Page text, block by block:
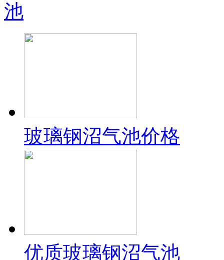
池
玻璃钢沼气池价格
优质玻璃钢沼气池